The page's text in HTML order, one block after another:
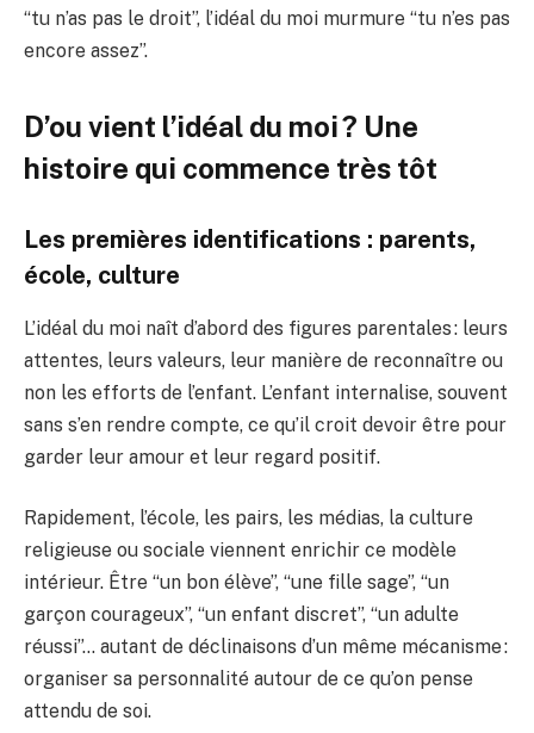
“tu n’as pas le droit”, l’idéal du moi murmure “tu n’es pas
encore assez”.
D’ou vient l’idéal du moi ? Une
histoire qui commence très tôt
Les premières identifications : parents,
école, culture
L’idéal du moi naît d’abord des figures parentales : leurs
attentes, leurs valeurs, leur manière de reconnaître ou
non les efforts de l’enfant. L’enfant internalise, souvent
sans s’en rendre compte, ce qu’il croit devoir être pour
garder leur amour et leur regard positif.
Rapidement, l’école, les pairs, les médias, la culture
religieuse ou sociale viennent enrichir ce modèle
intérieur. Être “un bon élève”, “une fille sage”, “un
garçon courageux”, “un enfant discret”, “un adulte
réussi”… autant de déclinaisons d’un même mécanisme :
organiser sa personnalité autour de ce qu’on pense
attendu de soi.